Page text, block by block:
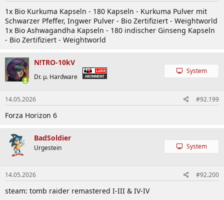
1x Bio Kurkuma Kapseln - 180 Kapseln - Kurkuma Pulver mit
Schwarzer Pfeffer, Ingwer Pulver - Bio Zertifiziert - Weightworld
1x Bio Ashwagandha Kapseln - 180 indischer Ginseng Kapseln
- Bio Zertifiziert - Weightworld
N!TRO-10kV
Dr. µ. Hardware
System
14.05.2026 #92.199
Forza Horizon 6
BadSoldier
Urgestein System
14.05.2026 #92.200
steam: tomb raider remastered I-III & IV-IV